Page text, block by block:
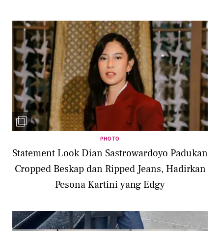
PHOTO
Statement Look Dian Sastrowardoyo Padukan
Cropped Beskap dan Ripped Jeans, Hadirkan
Pesona Kartini yang Edgy